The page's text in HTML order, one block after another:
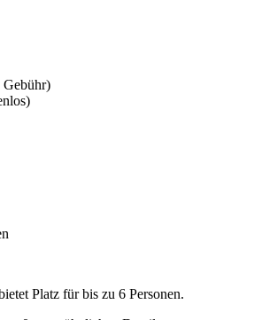
Gebühr)
Platz für bis zu 6 Personen.